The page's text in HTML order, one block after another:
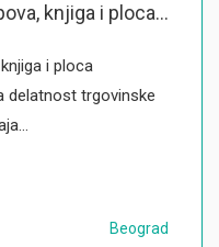
knjiga i ploca...
i ploca
delatnost trgovinske
Beograd